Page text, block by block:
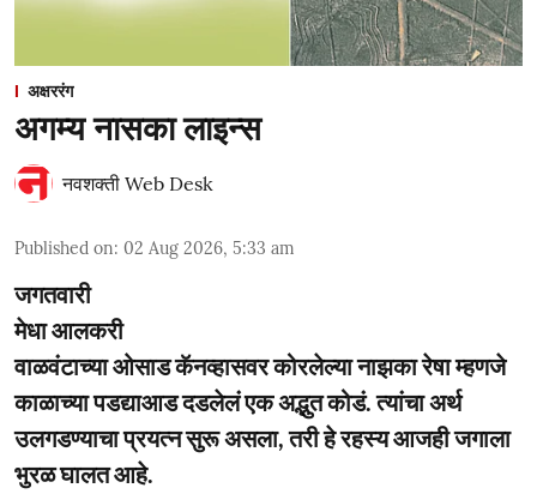
अक्षररंग
अगम्य नासका लाइन्स
नवशक्ती Web Desk
Published on: 02 Aug 2026, 5:33 am
जगतवारी
मेधा आलकरी
वाळवंटाच्या ओसाड कॅनव्हासवर कोरलेल्या नाझका रेषा म्हणजे
काळाच्या पडद्याआड दडलेलं एक अद्भुत कोडं. त्यांचा अर्थ
उलगडण्याचा प्रयत्न सुरू असला, तरी हे रहस्य आजही जगाला
भुरळ घालत आहे.